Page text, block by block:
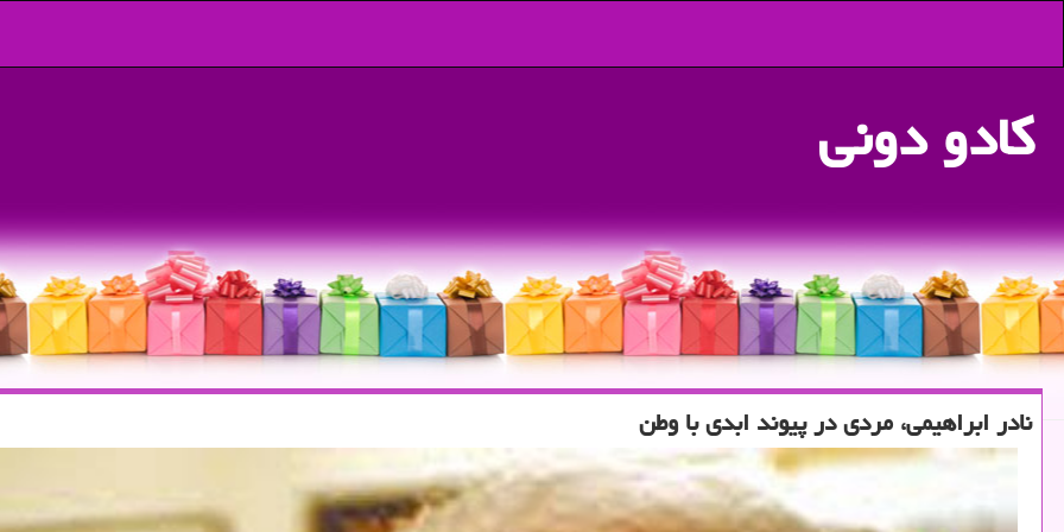
كادو دونی
نادر ابراهیمی، مردی در پیوند ابدی با وطن